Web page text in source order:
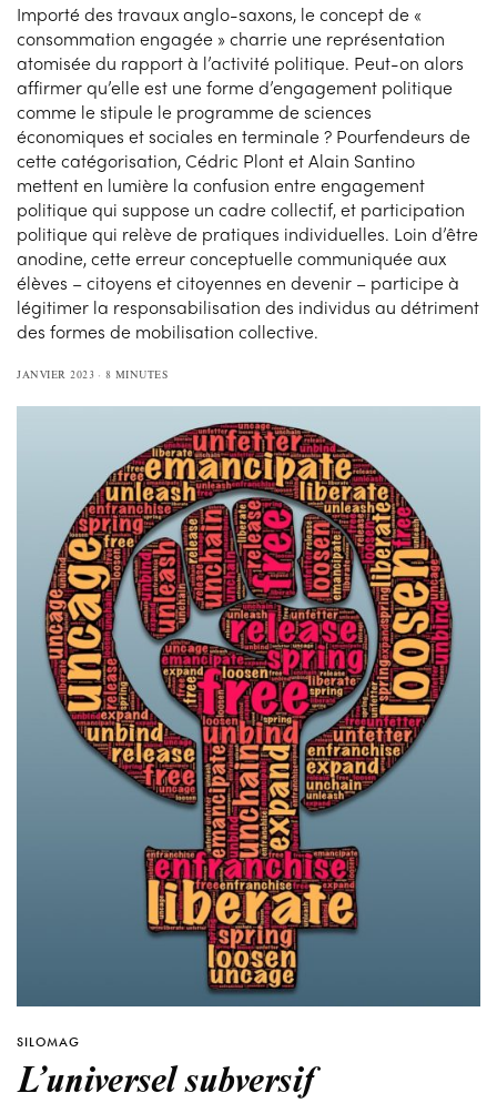
Importé des travaux anglo-saxons, le concept de «
consommation engagée » charrie une représentation
atomisée du rapport à l’activité politique. Peut-on alors
affirmer qu’elle est une forme d’engagement politique
comme le stipule le programme de sciences
économiques et sociales en terminale ? Pourfendeurs de
cette catégorisation, Cédric Plont et Alain Santino
mettent en lumière la confusion entre engagement
politique qui suppose un cadre collectif, et participation
politique qui relève de pratiques individuelles. Loin d’être
anodine, cette erreur conceptuelle communiquée aux
élèves – citoyens et citoyennes en devenir – participe à
légitimer la responsabilisation des individus au détriment
des formes de mobilisation collective.
JANVIER 2023 8 MINUTES
SILOMAG
L’universel subversif